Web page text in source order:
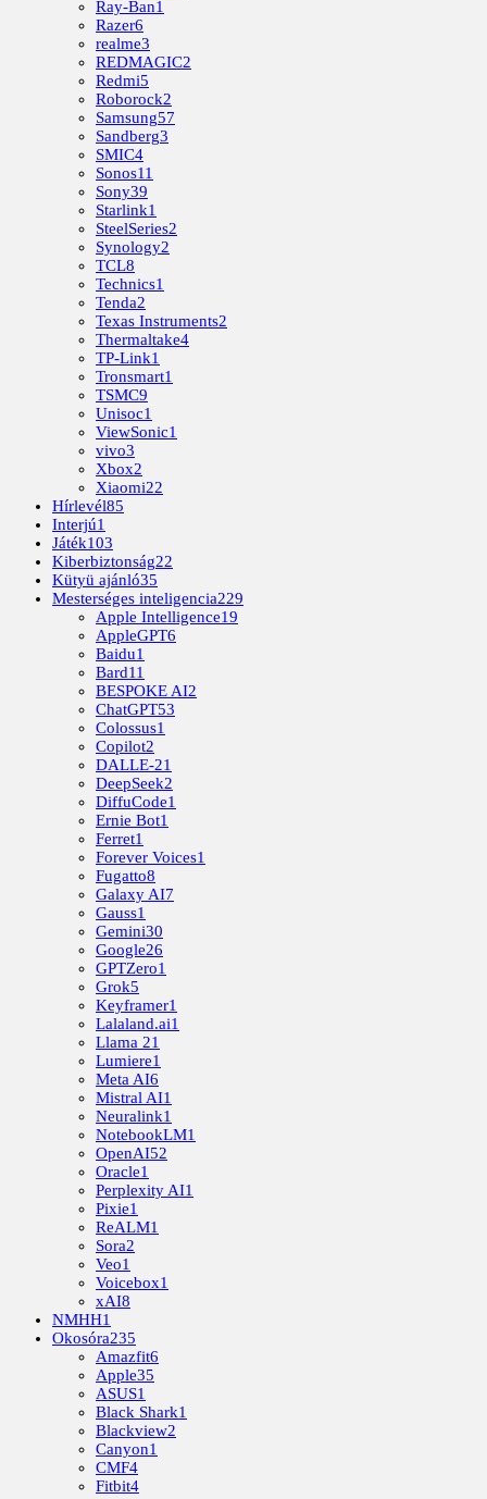
Ray-Ban1
Razer6
realme3
REDMAGIC2
Redmi5
Roborock2
Samsung57
Sandberg3
SMIC4
Sonos11
Sony39
Starlink1
SteelSeries2
Synology2
TCL8
Technics1
Tenda2
Texas Instruments2
Thermaltake4
TP-Link1
Tronsmart1
TSMC9
Unisoc1
ViewSonic1
vivo3
Xbox2
Xiaomi22
Hírlevél85
Interjú1
Játék103
Kiberbiztonság22
Kütyü ajánló35
Mesterséges inteligencia229
Apple Intelligence19
AppleGPT6
Baidu1
Bard11
BESPOKE AI2
ChatGPT53
Colossus1
Copilot2
DALLE-21
DeepSeek2
DiffuCode1
Ernie Bot1
Ferret1
Forever Voices1
Fugatto8
Galaxy AI7
Gauss1
Gemini30
Google26
GPTZero1
Grok5
Keyframer1
Lalaland.ai1
Llama 21
Lumiere1
Meta AI6
Mistral AI1
Neuralink1
NotebookLM1
OpenAI52
Oracle1
Perplexity AI1
Pixie1
ReALM1
Sora2
Veo1
Voicebox1
xAI8
NMHH1
Okosóra235
Amazfit6
Apple35
ASUS1
Black Shark1
Blackview2
Canyon1
CMF4
Fitbit4